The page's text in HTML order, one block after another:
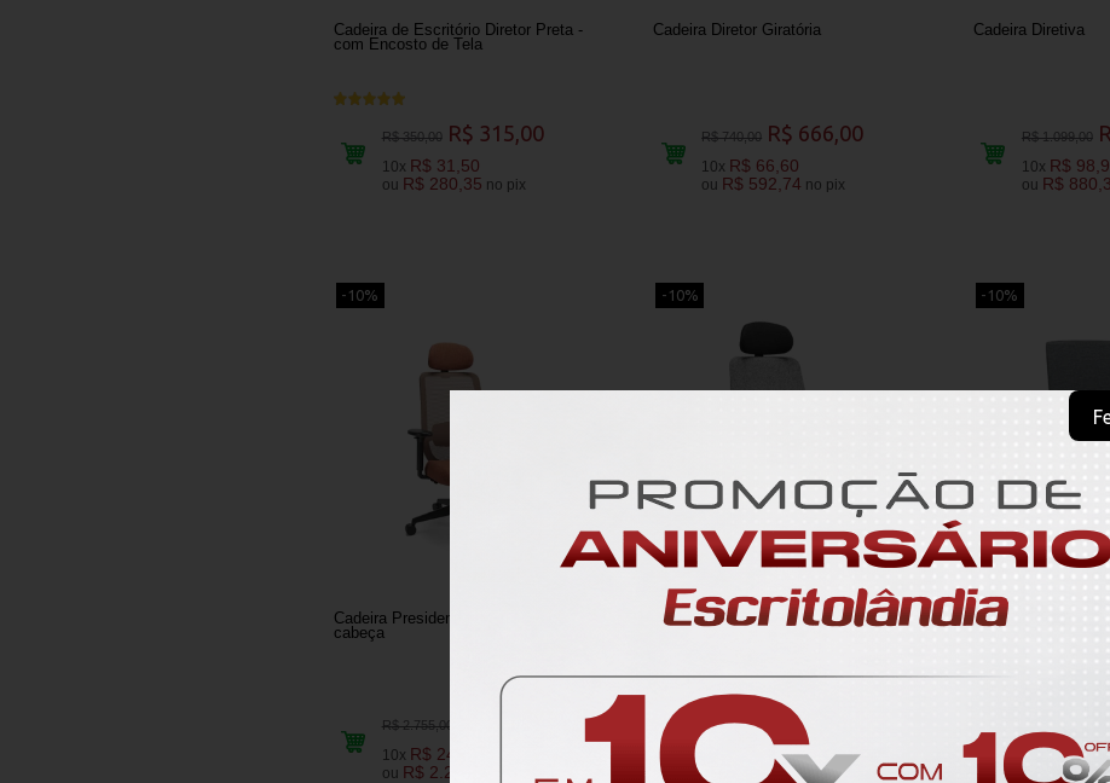
Cadeira de Escritório Diretor Preta -
com Encosto de Tela
R$ 350,00 R$ 315,00
10x R$ 31,50
ou R$ 280,35 no pix
Cadeira Diretor Giratória
R$ 740,00 R$ 666,00
10x R$ 66,60
ou R$ 592,74 no pix
Cadeira Diretiva
R$ 1.099,00
10x R$
ou R$
-10%
Cadeira Presidente com apoio de
cabeça
R$ 2.755,00
10x R$ 247,95
ou R$ 2.206,75
-10%
Cadeira Presidente com apoio de
cabeça
R$ 2.755,00 R$ 2.479,50
R$ 247,95
ou R$ 2.206,75 no pix
-10%
Cadeira Diretor cinza
10x R$
ou R$